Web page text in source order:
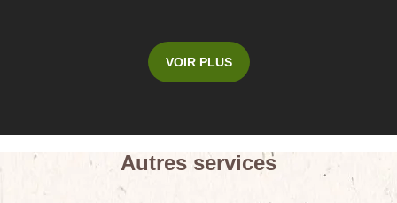
VOIR PLUS
Autres services